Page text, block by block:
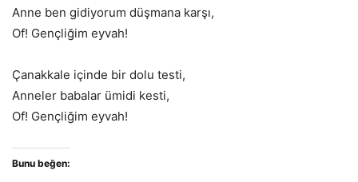
Anne ben gidiyorum düşmana karşı,
Of! Gençliğim eyvah!
Çanakkale içinde bir dolu testi,
Anneler babalar ümidi kesti,
Of! Gençliğim eyvah!
Bunu beğen: